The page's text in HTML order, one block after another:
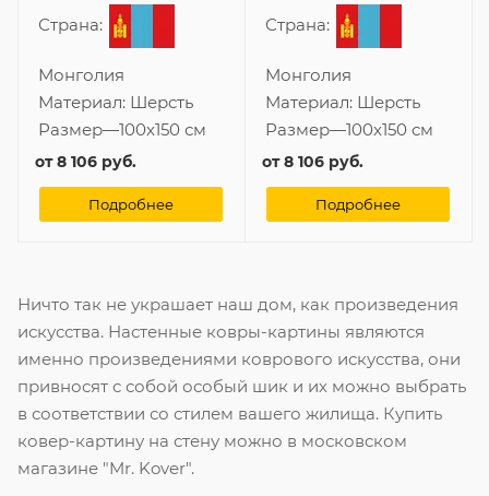
Страна:
Монголия
Материал: Шерсть
Размер—100x150 см
от8 106 руб.
Подробнее
Страна:
Монголия
Материал: Шерсть
Размер—100x150 см
от8 106 руб.
Подробнее
Ничто так не украшает наш дом, как произведения
искусства. Настенные ковры-картины являются
именно произведениями коврового искусства, они
привносят с собой особый шик и их можно выбрать
в соответствии со стилем вашего жилища. Купить
ковер-картину на стену можно в московском
магазине "Mr. Kover".